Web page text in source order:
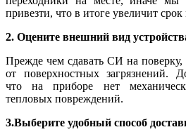
привезти, что в итоге увеличит
2. Оцените внешний вид
Прежде чем сдавать СИ на поверку,
от поверхностных загрязнений.
что на приборе нет
тепловых повреждений.
3.Выберите удобный способ